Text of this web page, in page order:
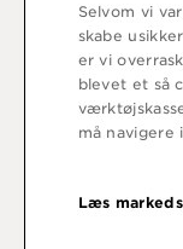
Selvom vi
skabe
er vi
blevet et så
må navigere
Læs